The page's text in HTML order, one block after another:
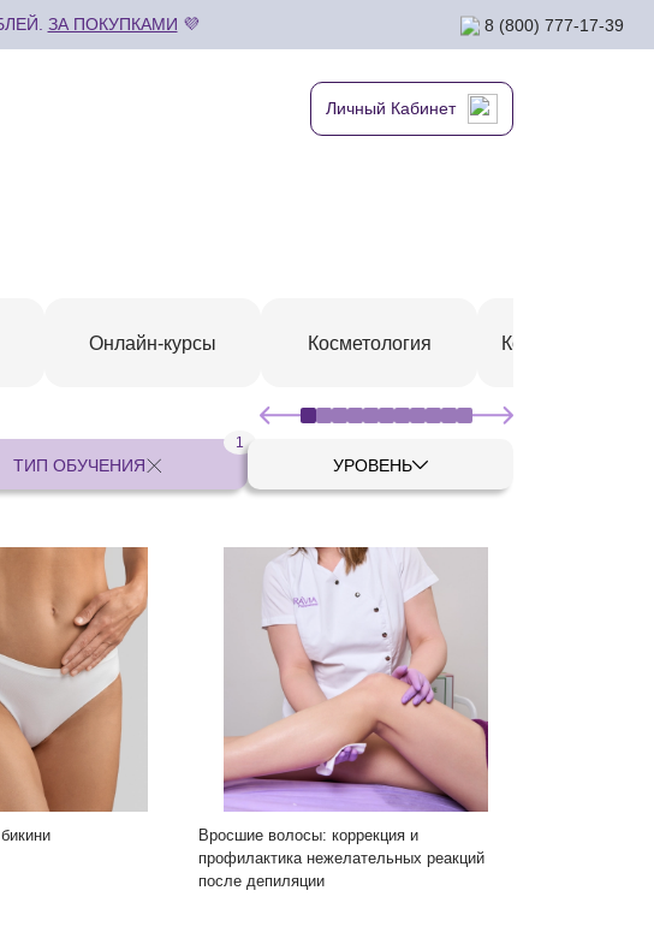
ЗА ПОКУПКАМИ 💜 8 (800) 777-17-39
Личный Кабинет
Онлайн-курсы Косметология Коррекция
ТИП ОБУЧЕНИЯ
1
УРОВЕНЬ
Вросшие волосы: коррекция и
профилактика нежелательных реакций
после депиляции